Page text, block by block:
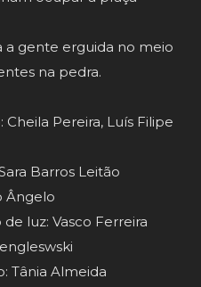
a gente erguida no meio
na pedra.
Pereira, Luís Filipe
Barros Leitão
Ângelo
luz: Vasco Ferreira
Tânia Almeida